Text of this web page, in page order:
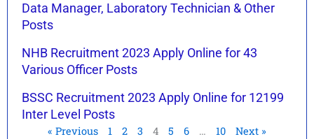
Data Manager, Laboratory Technician & Other
Posts
NHB Recruitment 2023 Apply Online for 43
Various Officer Posts
BSSC Recruitment 2023 Apply Online for 12199
Inter Level Posts
« Previous 1 2 3 4 5 6 … 10 Next »